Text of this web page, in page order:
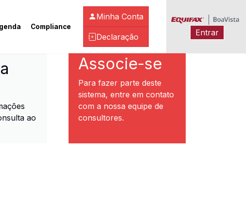
Compliance
Minha Conta
Declaração Entrar
Ribeirão Preto
ao
Associe-se
Para fazer parte deste
sistema, entre em contato
com a nossa equipe de
consultores.